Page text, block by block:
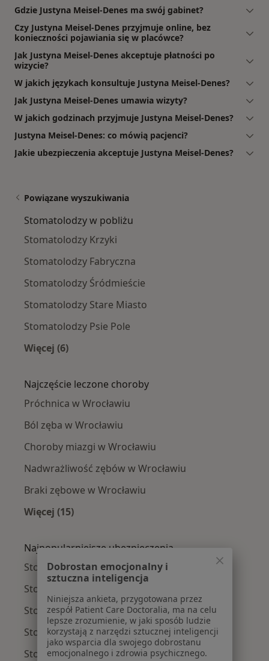
Gdzie Justyna Meisel-Denes ma swój gabinet?
Czy Justyna Meisel-Denes przyjmuje online, bez
konieczności pojawiania się w placówce?
Jak Justyna Meisel-Denes akceptuje płatności po
wizycie?
W jakich językach konsultuje Justyna Meisel-Denes?
Jak Justyna Meisel-Denes umawia wizyty?
W jakich godzinach przyjmuje Justyna Meisel-Denes?
Justyna Meisel-Denes: co mówią pacjenci?
Jakie ubezpieczenia akceptuje Justyna Meisel-Denes?
Powiązane wyszukiwania
Stomatolodzy w pobliżu
Stomatolodzy Krzyki
Stomatolodzy Fabryczna
Stomatolodzy Śródmieście
Stomatolodzy Stare Miasto
Stomatolodzy Psie Pole
Więcej (6)
Najczęście leczone choroby
Próchnica w Wrocławiu
Ból zęba w Wrocławiu
Choroby miazgi w Wrocławiu
Nadwrażliwość zębów w Wrocławiu
Braki zębowe w Wrocławiu
Więcej (15)
Najpopularniejsze ubezpieczenia
Stomatolodzy z Allianz w Wrocławiu
Stomatolodzy z NFZ w Wrocławiu
Stomatolodzy z Medicover w Wrocławiu
Stomatolodzy z INTER Polska w Wrocławiu
Stomatolodzy z Compensa w Wrocławiu
Dobrostan emocjonalny i
sztuczna inteligencja
Niniejsza ankieta, przygotowana przez
zespół Patient Care Doctoralia, ma na celu
lepsze zrozumienie, w jaki sposób ludzie
korzystają z narzędzi sztucznej inteligencji
jako wsparcia dla swojego dobrostanu
emocjonalnego i zdrowia psychicznego.